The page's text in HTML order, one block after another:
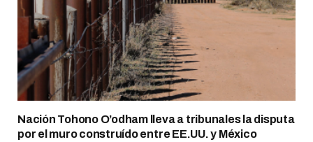
Nación Tohono O’odham lleva a tribunales la disputa
por el muro construído entre EE.UU. y México